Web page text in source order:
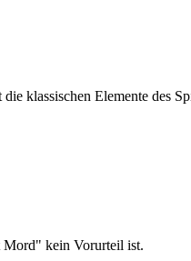
klassischen Elemente des
Mord" kein Vorurteil ist.